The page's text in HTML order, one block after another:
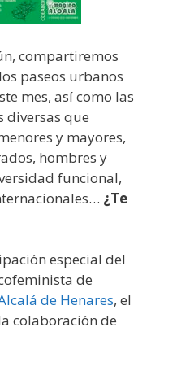
compartiremos
paseos urbanos
mes, así como las
diversas que
y mayores,
hombres y
funcional,
¿Te
especial del
de
de Henares, el
colaboración de